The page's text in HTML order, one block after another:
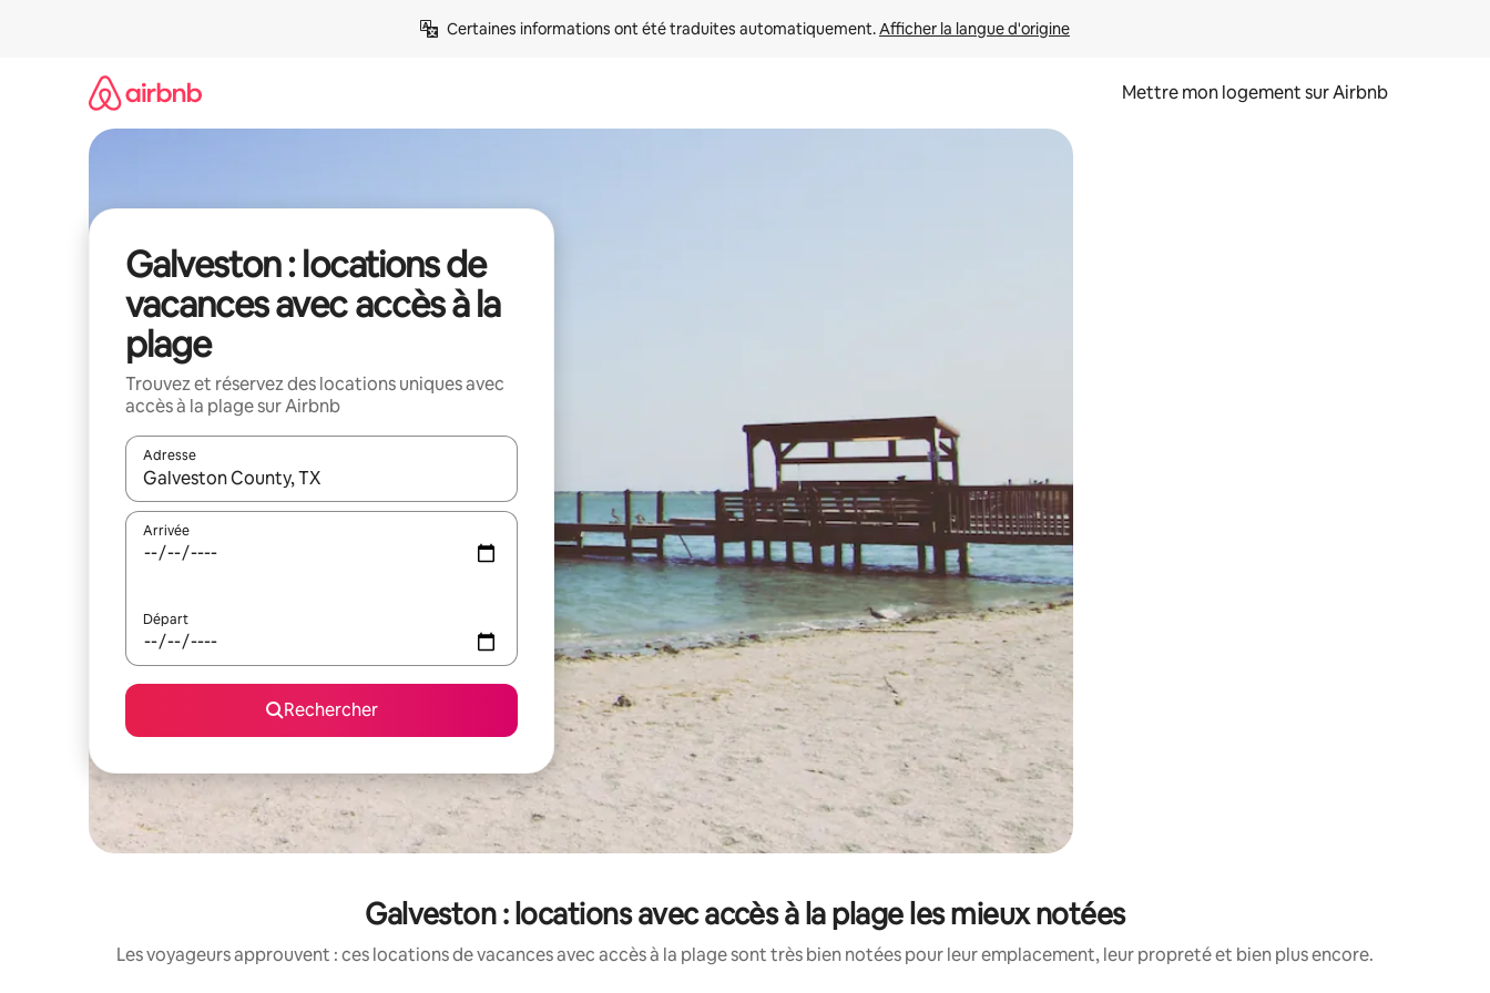
Certaines informations ont été traduites automatiquement. Afficher la langue d'origine
Mettre mon logement sur Airbnb
Galveston : locations de
vacances avec accès à la
plage
Trouvez et réservez des locations uniques avec
accès à la plage sur Airbnb
Adresse
Lorsque les résultats s'affichent, utilisez les flèches vers le haut et vers le bas pour les parcourir ou en appuyant et en faisant glisser.
Arrivée
Départ
Rechercher
Galveston : locations avec accès à la plage les mieux notées
Les voyageurs approuvent : ces locations de vacances avec accès à la plage sont très bien notées pour leur emplacement, leur propreté et bien plus encore.